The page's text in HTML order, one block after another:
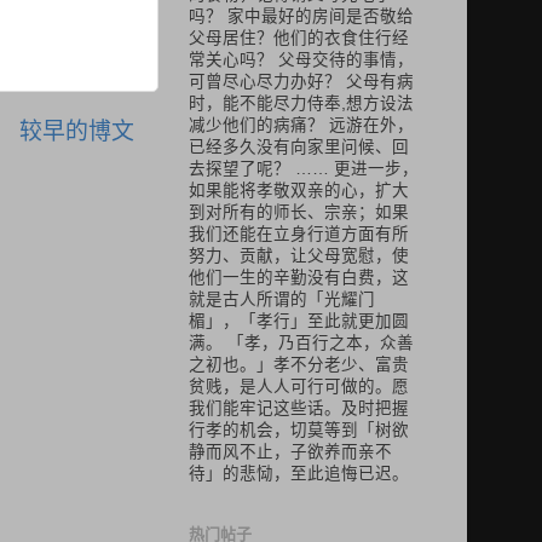
较早的博文
吗？ 家中最好的房间是否敬给
父母居住？他们的衣食住行经
常关心吗？ 父母交待的事情，
可曾尽心尽力办好？ 父母有病
时，能不能尽力侍奉,想方设法
减少他们的病痛？ 远游在外，
已经多久没有向家里问候、回
去探望了呢？ …… 更进一步，
如果能将孝敬双亲的心，扩大
到对所有的师长、宗亲；如果
我们还能在立身行道方面有所
努力、贡献，让父母宽慰，使
他们一生的辛勤没有白费，这
就是古人所谓的「光耀门
楣」，「孝行」至此就更加圆
满。 「孝，乃百行之本，众善
之初也。」孝不分老少、富贵
贫贱，是人人可行可做的。愿
我们能牢记这些话。及时把握
行孝的机会，切莫等到「树欲
静而风不止，子欲养而亲不
待」的悲恸，至此追悔已迟。
热门帖子